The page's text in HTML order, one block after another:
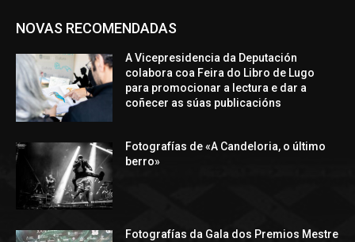
NOVAS RECOMENDADAS
A Vicepresidencia da Deputación
colabora coa Feira do Libro de Lugo
para promocionar a lectura e dar a
coñecer as súas publicacións
Fotografías de «A Candeloria, o último
berro»
Fotografías da Gala dos Premios Mestre